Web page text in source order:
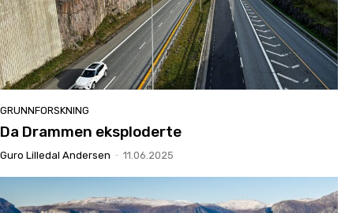
GRUNNFORSKNING
Da Drammen eksploderte
Guro Lilledal Andersen - 11.06.2025